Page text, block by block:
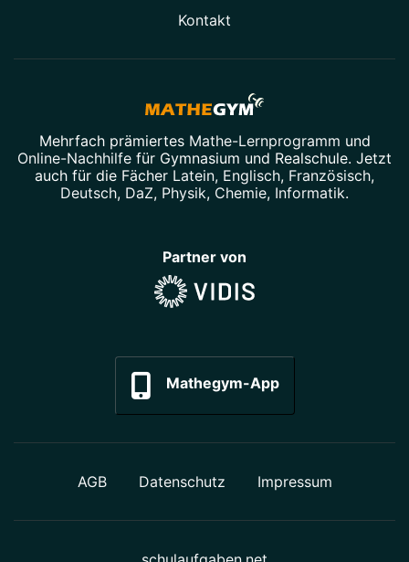
Kontakt
Mehrfach prämiertes Mathe-Lernprogramm und
Online-Nachhilfe für Gymnasium und Realschule. Jetzt
auch für die Fächer Latein, Englisch, Französisch,
Deutsch, DaZ, Physik, Chemie, Informatik.
Partner von
Mathegym-App
AGB Datenschutz Impressum